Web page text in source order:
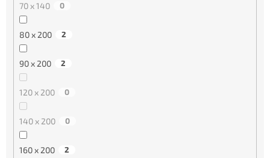
70 x 140 0
80 x 200 2
90 x 200 2
120 x 200 0
140 x 200 0
160 x 200 2